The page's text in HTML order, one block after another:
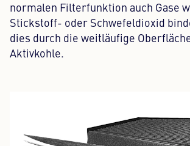
normalen Filterfunktion auch Gase
Stickstoff- oder Schwefeldioxid
dies durch die weitläufige
Aktivkohle.